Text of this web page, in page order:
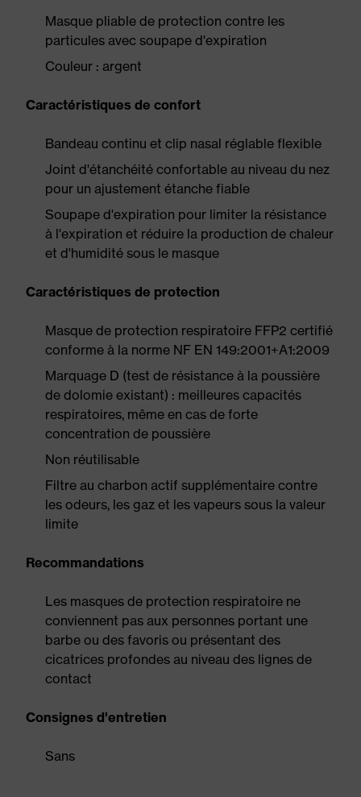
Masque pliable de protection contre les
particules avec soupape d'expiration
Couleur : argent
Caractéristiques de confort
Bandeau continu et clip nasal réglable flexible
Joint d'étanchéité confortable au niveau du nez
pour un ajustement étanche fiable
Soupape d'expiration pour limiter la résistance
à l'expiration et réduire la production de chaleur
et d'humidité sous le masque
Caractéristiques de protection
Masque de protection respiratoire FFP2 certifié
conforme à la norme NF EN 149:2001+A1:2009
Marquage D (test de résistance à la poussière
de dolomie existant) : meilleures capacités
respiratoires, même en cas de forte
concentration de poussière
Non réutilisable
Filtre au charbon actif supplémentaire contre
les odeurs, les gaz et les vapeurs sous la valeur
limite
Recommandations
Les masques de protection respiratoire ne
conviennent pas aux personnes portant une
barbe ou des favoris ou présentant des
cicatrices profondes au niveau des lignes de
contact
Consignes d'entretien
Sans